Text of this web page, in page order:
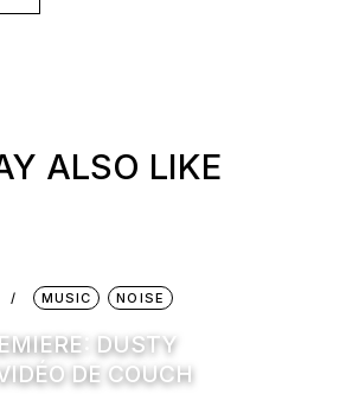
ALSO LIKE
MUSIC NOISE
DUSTY
DE COUCH